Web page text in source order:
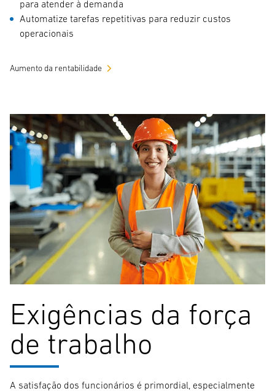
para atender à demanda
Automatize tarefas repetitivas para reduzir custos
operacionais
Aumento da rentabilidade
Exigências da força
de trabalho
A satisfação dos funcionários é primordial, especialmente